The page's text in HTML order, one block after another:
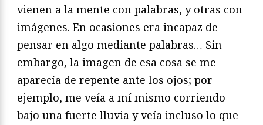
vienen a la mente con palabras, y otras con
imágenes. En ocasiones era incapaz de
pensar en algo mediante palabras… Sin
embargo, la imagen de esa cosa se me
aparecía de repente ante los ojos; por
ejemplo, me veía a mí mismo corriendo
bajo una fuerte lluvia y veía incluso lo que